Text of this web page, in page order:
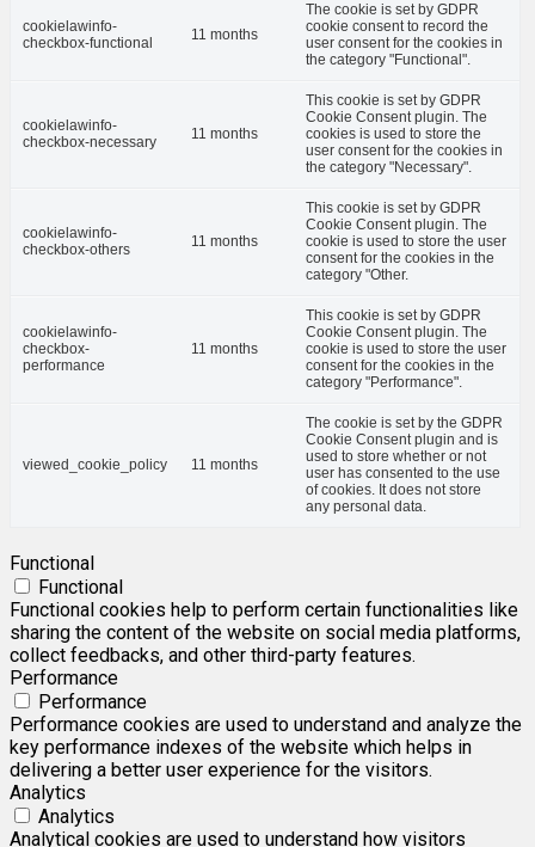
cookielawinfo-
checkbox-functional
11 months
The cookie is set by GDPR
cookie consent to record the
user consent for the cookies in
the category "Functional".
cookielawinfo-
checkbox-necessary
11 months
This cookie is set by GDPR
Cookie Consent plugin. The
cookies is used to store the
user consent for the cookies in
the category "Necessary".
cookielawinfo-
checkbox-others
11 months
This cookie is set by GDPR
Cookie Consent plugin. The
cookie is used to store the user
consent for the cookies in the
category "Other.
cookielawinfo-
checkbox-
performance
11 months
This cookie is set by GDPR
Cookie Consent plugin. The
cookie is used to store the user
consent for the cookies in the
category "Performance".
viewed_cookie_policy 11 months
The cookie is set by the GDPR
Cookie Consent plugin and is
used to store whether or not
user has consented to the use
of cookies. It does not store
any personal data.
Functional
Functional
Functional cookies help to perform certain functionalities like
sharing the content of the website on social media platforms,
collect feedbacks, and other third-party features.
Performance
Performance
Performance cookies are used to understand and analyze the
key performance indexes of the website which helps in
delivering a better user experience for the visitors.
Analytics
Analytics
Analytical cookies are used to understand how visitors